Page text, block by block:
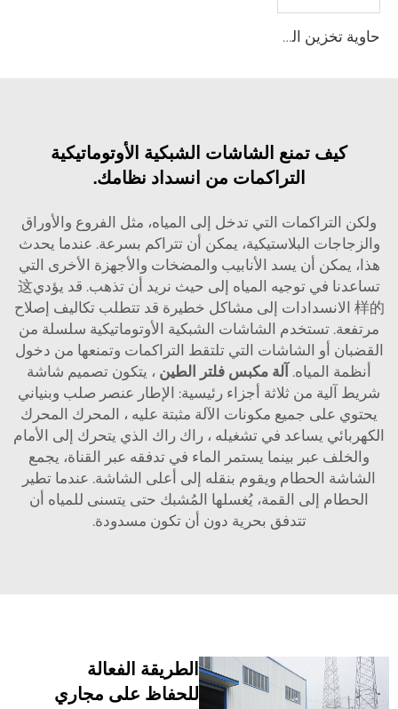
حاوية تخزين الحمأة
كيف تمنع الشاشات الشبكية الأوتوماتيكية
التراكمات من انسداد نظامك.
ولكن التراكمات التي تدخل إلى المياه، مثل الفروع والأوراق
والزجاجات البلاستيكية، يمكن أن تتراكم بسرعة. عندما يحدث
هذا، يمكن أن يسد الأنابيب والمضخات والأجهزة الأخرى التي
تساعدنا في توجيه المياه إلى حيث نريد أن تذهب. قد يؤدي这
样的 الانسدادات إلى مشاكل خطيرة قد تتطلب تكاليف إصلاح
مرتفعة. تستخدم الشاشات الشبكية الأوتوماتيكية سلسلة من
القضبان أو الشاشات التي تلتقط التراكمات وتمنعها من دخول
أنظمة المياه. آلة مكبس فلتر الطين ، يتكون تصميم شاشة
شريط آلية من ثلاثة أجزاء رئيسية: الإطار عنصر صلب وبنياني
يحتوي على جميع مكونات الآلة مثبتة عليه ، المحرك المحرك
الكهربائي يساعد في تشغيله ، راك راك الذي يتحرك إلى الأمام
والخلف عبر بينما يستمر الماء في تدفقه عبر القناة، يجمع
الشاشة الحطام ويقوم بنقله إلى أعلى الشاشة. عندما تطير
الحطام إلى القمة، يُغسلها المُشبك حتى يتسنى للمياه أن
تتدفق بحرية دون أن تكون مسدودة.
الطريقة الفعالة
للحفاظ على مجاري